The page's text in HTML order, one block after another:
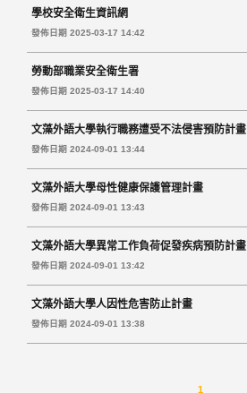
學校安全衛生資訊網
發佈日期 2025-03-17 14:42
勞動部職業安全衛生署
發佈日期 2025-03-17 14:40
文藻外語大學執行職務遭受不法侵害預防計畫
發佈日期 2024-09-01 13:44
文藻外語大學母性健康保護管理計畫
發佈日期 2024-09-01 13:43
文藻外語大學異常工作負荷促發疾病預防計畫
發佈日期 2024-09-01 13:42
文藻外語大學人因性危害防止計畫
發佈日期 2024-09-01 13:38
1